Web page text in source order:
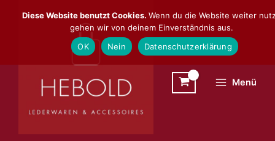
Inhalt
Menü
Diese Website benutzt Cookies. Wenn du die Website weiter
gehen wir von deinem Einverständnis aus.
OK
Nein Datenschutzerklärung